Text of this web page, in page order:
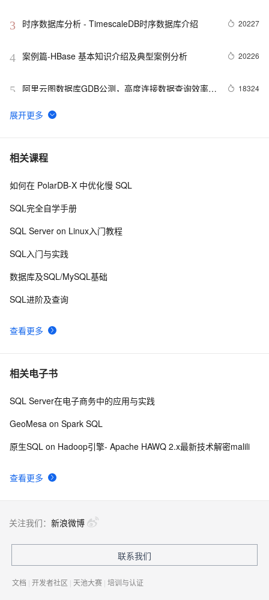
3 时序数据库分析 - TimescaleDB时序数据库介绍 20227
4 案例篇-HBase 基本知识介绍及典型案例分析 20226
5
阿里云图数据库GDB公测，高度连接数据查询效率提
18324
6 MongoDB查询优化：从 10s 到 10ms
7 PostgreSQL 百亿地理位置数据 近邻查询性能
8 【HBase从入门到精通系列】如何避免HBase写入过
10Gitlab从删库到恢复 - 数据库备份\恢复\容灾\HA的靠
相关课程
查看更多
如何在 PolarDB-X 中优化慢 SQL
SQL完全自学手册
SQL Server on Linux入门教程
SQL入门与实践
数据库及SQL/MySQL基础
SQL进阶及查询
相关电子书
查看更多
SQL Server在电子商务中的应用与实践
GeoMesa on Spark SQL
原生SQL on Hadoop引擎- Apache HAWQ 2.x最新技术解密malili
关注我们： 新浪微博
联系我们
文档 | 开发者社区 | 天池大赛 | 培训与认证